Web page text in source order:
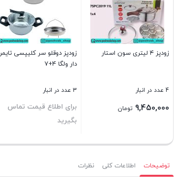
زودپز ۴ لیتری سون استار
4 عدد در انبار
9,450,000 تومان
بستن
زودپز دوقلو سر کلیپسی تایمر
دار ولگا 4+7
3 عدد در انبار
برای اطلاع قیمت تماس
بگیرید
توضیحات اطلاعات کلی نظرات